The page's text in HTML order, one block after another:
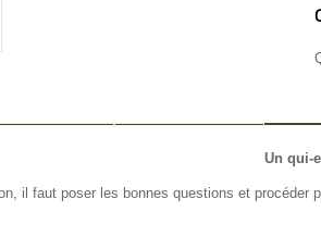
Un qui-
il faut poser les bonnes questions et procéder